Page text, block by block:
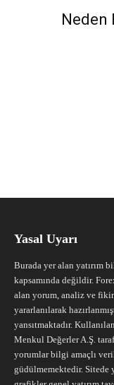
Neden
Yasal Uyarı
Burada yer alan yatırım
kapsamında değildir.
alan yorum, analiz ve
yararlanılarak
yansıtmaktadır.
Menkul Değerler A.Ş.
yorumlar bilgi amaçlı
güdülmemektedir. Sitede